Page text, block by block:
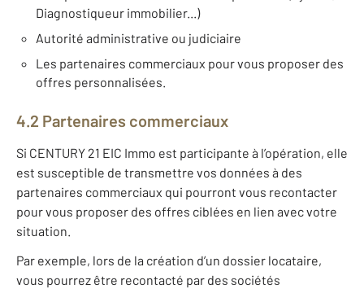
Diagnostiqueur immobilier...)
Autorité administrative ou judiciaire
Les partenaires commerciaux pour vous proposer des
offres personnalisées.
4.2 Partenaires commerciaux
Si CENTURY 21 EIC Immo est participante à l’opération, elle
est susceptible de transmettre vos données à des
partenaires commerciaux qui pourront vous recontacter
pour vous proposer des offres ciblées en lien avec votre
situation.
Par exemple, lors de la création d’un dossier locataire,
vous pourrez être recontacté par des sociétés